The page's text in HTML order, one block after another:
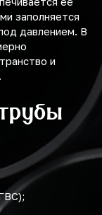
заполняется
давлением. В
и